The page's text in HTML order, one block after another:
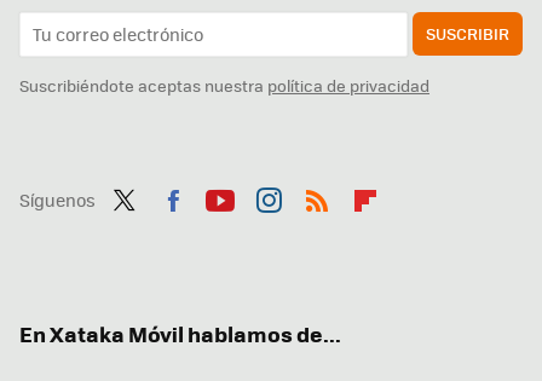
SUSCRIBIR
Suscribiéndote aceptas nuestra política de privacidad
Síguenos
En Xataka Móvil hablamos de...